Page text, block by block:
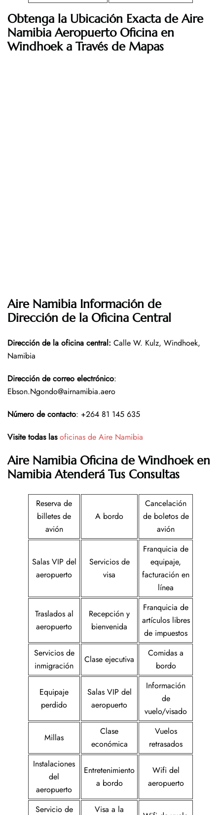
Obtenga la Ubicación Exacta de Aire
Namibia Aeropuerto Oficina en
Windhoek a Través de Mapas
Aire Namibia Información de
Dirección de la Oficina Central
Dirección de la oficina central: Calle W. Kulz, Windhoek,
Namibia
Dirección de correo electrónico:
Ebson.Ngondo@airnamibia.aero
Número de contacto: +264 81 145 635
Visite todas las oficinas de Aire Namibia
Aire Namibia Oficina de Windhoek en
NamibiaAtenderá Tus Consultas
Reserva de
billetes de
avión
A bordo
Cancelación
de boletos de
avión
Salas VIP del
aeropuerto
Servicios de
visa
Franquicia de
equipaje,
facturación en
línea
Traslados al
aeropuerto
Recepción y
bienvenida
Franquicia de
artículos libres
de impuestos
Servicios de
inmigración
Clase ejecutiva
Comidas a
bordo
Equipaje
perdido
Salas VIP del
aeropuerto
Información
de
vuelo/visado
Millas
Clase
económica
Vuelos
retrasados
Instalaciones
del
aeropuerto
Entretenimiento
a bordo
Wifi del
aeropuerto
Servicio de Visa a la